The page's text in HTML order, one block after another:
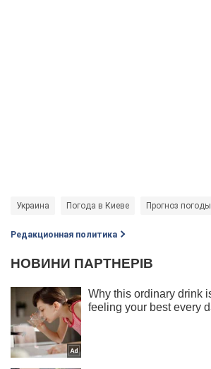
Украина Погода в Киеве Прогноз погоды
Редакционная политика